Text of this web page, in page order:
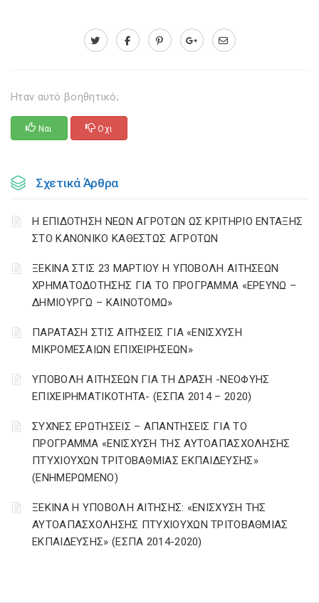
Ηταν αυτό βοηθητικό;
Ναι Οχι
Σχετικά Άρθρα
Η ΕΠΙΔΟΤΗΣΗ ΝΕΩΝ ΑΓΡΟΤΩΝ ΩΣ ΚΡΙΤΗΡΙΟ ΕΝΤΑΞΗΣ
ΣΤΟ ΚΑΝΟΝΙΚΟ ΚΑΘΕΣΤΩΣ ΑΓΡΟΤΩΝ
ΞΕΚΙΝΑ ΣΤΙΣ 23 ΜΑΡΤΙΟΥ Η ΥΠΟΒΟΛΗ ΑΙΤΗΣΕΩΝ
ΧΡΗΜΑΤΟΔΟΤΗΣΗΣ ΓΙΑ ΤΟ ΠΡΟΓΡΑΜΜΑ «ΕΡΕΥΝΩ –
ΔΗΜΙΟΥΡΓΩ – ΚΑΙΝΟΤΟΜΩ»
ΠΑΡΑΤΑΣΗ ΣΤΙΣ ΑΙΤΗΣΕΙΣ ΓΙΑ «ΕΝΙΣΧΥΣΗ
ΜΙΚΡΟΜΕΣΑΙΩΝ ΕΠΙΧΕΙΡΗΣΕΩΝ»
ΥΠΟΒΟΛΗ ΑΙΤΗΣΕΩΝ ΓΙΑ ΤΗ ΔΡΑΣΗ -ΝΕΟΦΥΗΣ
ΕΠΙΧΕΙΡΗΜΑΤΙΚΟΤΗΤΑ- (ΕΣΠΑ 2014 – 2020)
ΣΥΧΝΕΣ ΕΡΩΤΗΣΕΙΣ – ΑΠΑΝΤΗΣΕΙΣ ΓΙΑ ΤΟ
ΠΡΟΓΡΑΜΜΑ «ΕΝΙΣΧΥΣΗ ΤΗΣ ΑΥΤΟΑΠΑΣΧΟΛΗΣΗΣ
ΠΤΥΧΙΟΥΧΩΝ ΤΡΙΤΟΒΑΘΜΙΑΣ ΕΚΠΑΙΔΕΥΣΗΣ»
(ΕΝΗΜΕΡΩΜΕΝΟ)
ΞΕΚΙΝΑ Η ΥΠΟΒΟΛΗ ΑΙΤΗΣΗΣ: «ΕΝΙΣΧΥΣΗ ΤΗΣ
ΑΥΤΟΑΠΑΣΧΟΛΗΣΗΣ ΠΤΥΧΙΟΥΧΩΝ ΤΡΙΤΟΒΑΘΜΙΑΣ
ΕΚΠΑΙΔΕΥΣΗΣ» (ΕΣΠΑ 2014-2020)